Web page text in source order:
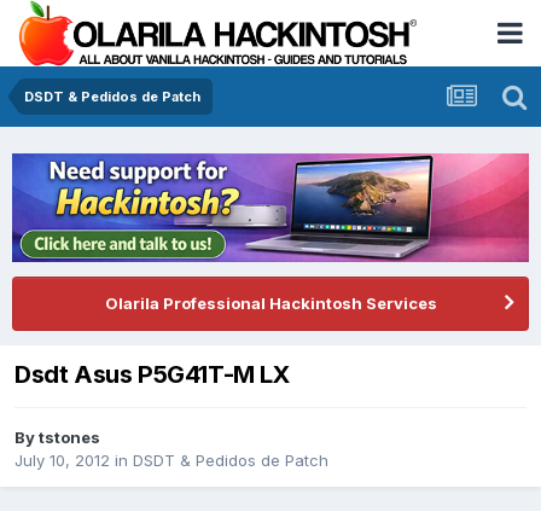
DSDT & Pedidos de Patch
Olarila Professional Hackintosh Services
Dsdt Asus P5G41T-M LX
Bytstones
July 10, 2012 in DSDT & Pedidos de Patch